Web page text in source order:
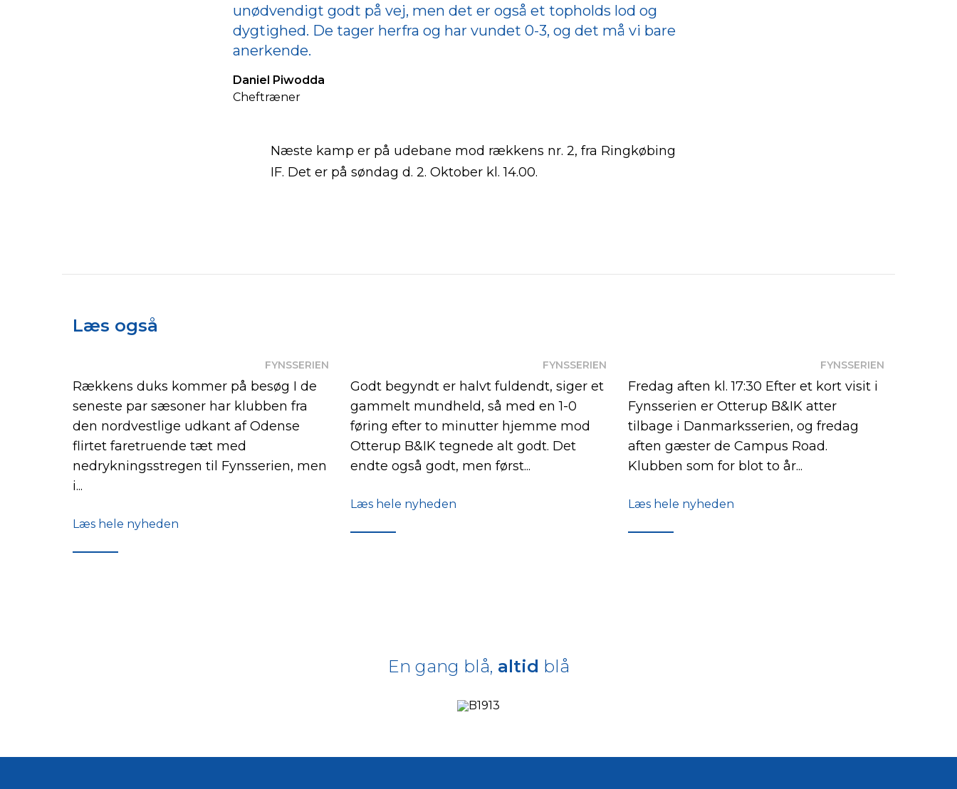
unødvendigt godt på vej, men det er også et topholds lod og
dygtighed. De tager herfra og har vundet 0-3, og det må vi bare
anerkende.
Daniel Piwodda
Cheftræner
Næste kamp er på udebane mod rækkens nr. 2, fra Ringkøbing
IF. Det er på søndag d. 2. Oktober kl. 14.00.
Læs også
FYNSSERIEN
Rækkens duks kommer på besøg I de
seneste par sæsoner har klubben fra
den nordvestlige udkant af Odense
flirtet faretruende tæt med
nedrykningsstregen til Fynsserien, men
i...
Læs hele nyheden
FYNSSERIEN
Godt begyndt er halvt fuldendt, siger et
gammelt mundheld, så med en 1-0
føring efter to minutter hjemme mod
Otterup B&IK tegnede alt godt. Det
endte også godt, men først...
Læs hele nyheden
FYNSSERIEN
Fredag aften kl. 17:30 Efter et kort visit i
Fynsserien er Otterup B&IK atter
tilbage i Danmarksserien, og fredag
aften gæster de Campus Road.
Klubben som for blot to år...
Læs hele nyheden
En gang blå, altid blå